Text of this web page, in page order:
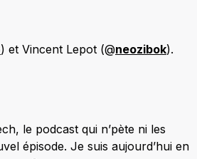
) et Vincent Lepot (@neozibok).
le podcast qui n’pète ni les
épisode. Je suis aujourd’hui en